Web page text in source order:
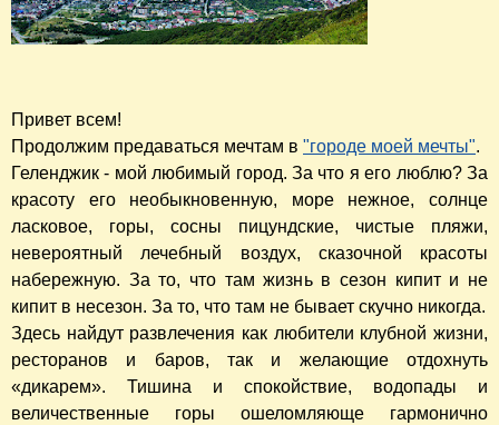
Привет всем!
Продолжим предаваться мечтам в "городе моей мечты".
Геленджик - мой любимый город. За что я его люблю? За
красоту его необыкновенную, море нежное, солнце
ласковое, горы, сосны пицундские, чистые пляжи,
невероятный лечебный воздух, сказочной красоты
набережную. За то, что там жизнь в сезон кипит и не
кипит в несезон. За то, что там не бывает скучно никогда.
Здесь найдут развлечения как любители клубной жизни,
ресторанов и баров, так и желающие отдохнуть
«дикарем». Тишина и спокойствие, водопады и
величественные горы ошеломляюще гармонично